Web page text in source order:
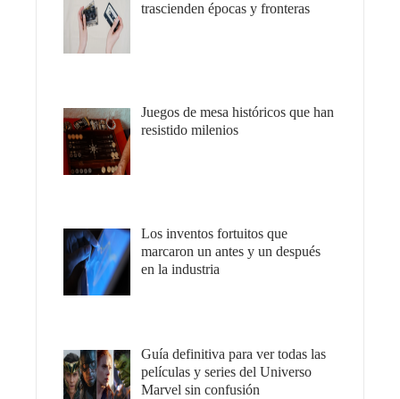
trascienden épocas y fronteras
Juegos de mesa históricos que han
resistido milenios
Los inventos fortuitos que
marcaron un antes y un después
en la industria
Guía definitiva para ver todas las
películas y series del Universo
Marvel sin confusión